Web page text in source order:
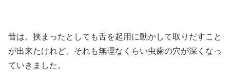
昔は、挟まったとしても舌を起用に動かして取りだすこと
が出来たけれど、それも無理なくらい虫歯の穴が深くなっ
ていきました。